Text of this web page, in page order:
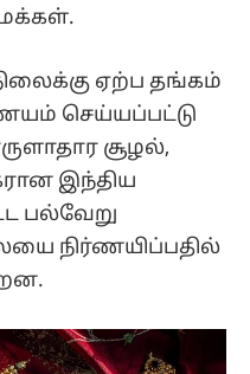
ஏற்ப தங்கம்
செய்யப்பட்டு
சூழல்,
இந்திய
பல்வேறு
நிர்ணயிப்பதில்